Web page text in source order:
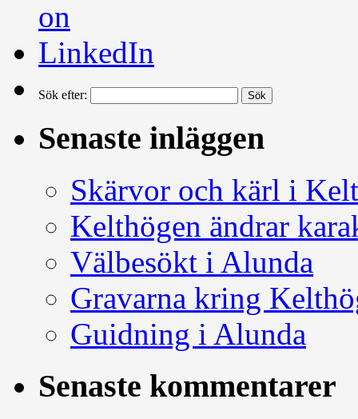
Sök efter:
Senaste inläggen
Skärvor och kärl i
Kelthögen ändrar
Välbesökt i Alunda
Gravarna kring
Guidning i Alunda
Senaste kommentarer